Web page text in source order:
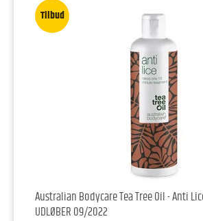
Tilbud
Australian Bodycare Tea Tree Oil - Anti
UDLØBER 09/2022